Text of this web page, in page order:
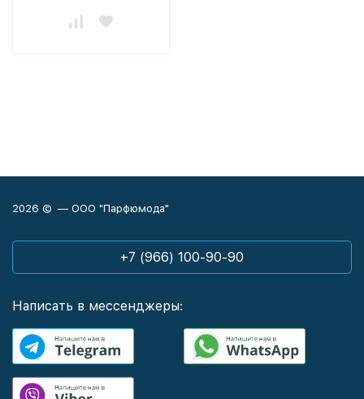
2026 © — ООО "Парфюмода"
+7 (966) 100-90-90
Написать в мессенджеры: